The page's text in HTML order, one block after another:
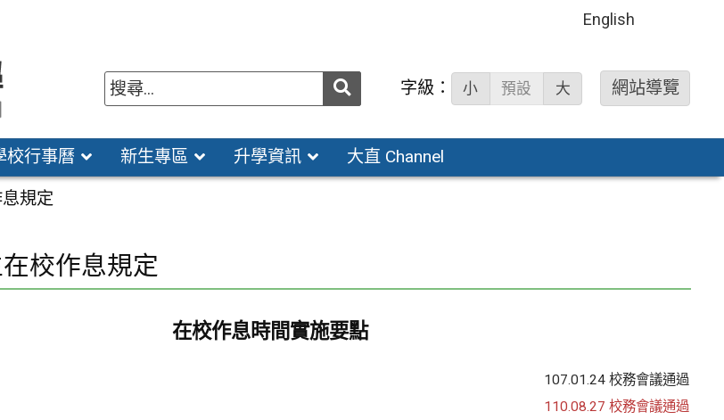
English
送出 字級： 小 預設 大 網站導覽
校行事曆 新生專區 升學資訊 大直 Channel
規定
校作息規定
在校作息時間實施要點
107.01.24 校務會議通過
110.08.27 校務會議通過